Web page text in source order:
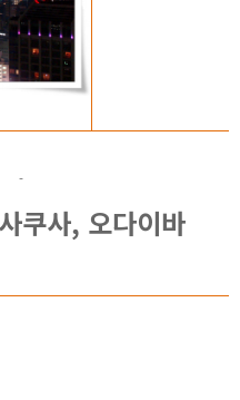
쿠사, 오다이바